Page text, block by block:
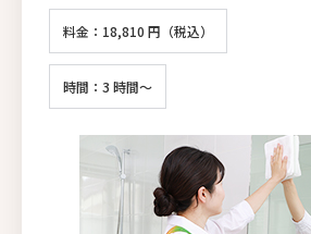
料金：18,810 円（税込）
時間：3 時間～